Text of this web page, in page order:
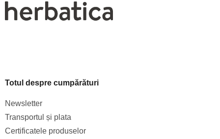
Totul despre cumpărături
Newsletter
Transportul și plata
Certificatele produselor